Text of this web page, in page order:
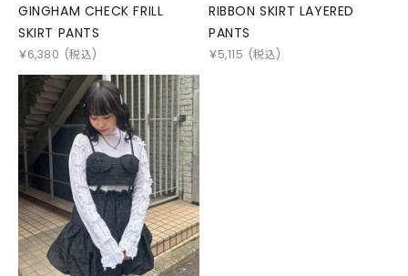
GINGHAM CHECK FRILL
SKIRT PANTS
￥6,380 (税込)
RIBBON SKIRT LAYERED
PANTS
￥5,115 (税込)